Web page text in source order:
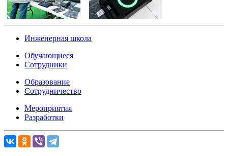
Инженерная школа
Обучающиеся
Сотрудники
Образование
Сотрудничество
Мероприятия
Разработки